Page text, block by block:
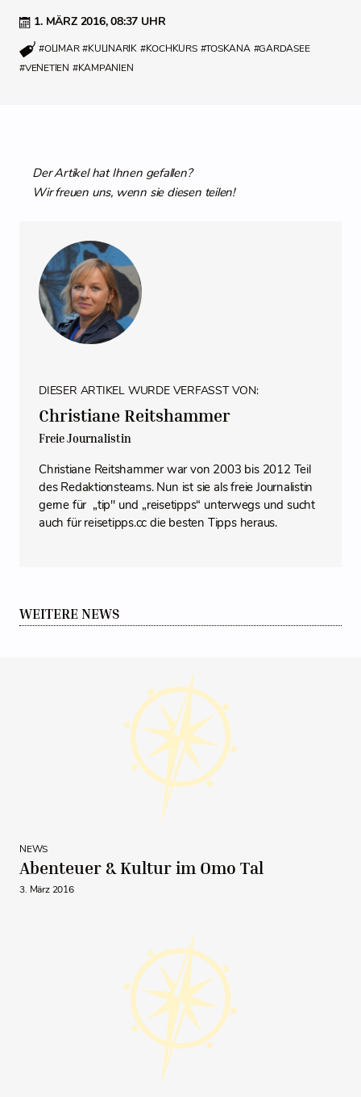
1. MÄRZ 2016,08:37 UHR
#OLIMAR #KULINARIK #KOCHKURS #TOSKANA #GARDASEE
#VENETIEN #KAMPANIEN
Der Artikel hat Ihnen gefallen?
Wir freuen uns, wenn sie diesen teilen!
DIESER ARTIKEL WURDE VERFASST VON:
Christiane Reitshammer
Freie Journalistin
Christiane Reitshammer war von 2003 bis 2012 Teil
des Redaktionsteams. Nun ist sie als freie Journalistin
gerne für „tip" und „reisetipps“ unterwegs und sucht
auch für reisetipps.cc die besten Tipps heraus.
WEITERE NEWS
NEWS
Abenteuer & Kultur im Omo Tal
3. März 2016